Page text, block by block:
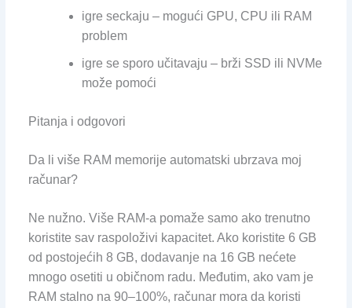
igre seckaju – mogući GPU, CPU ili RAM
problem
igre se sporo učitavaju – brži SSD ili NVMe
može pomoći
Pitanja i odgovori
Da li više RAM memorije automatski ubrzava moj
računar?
Ne nužno. Više RAM-a pomaže samo ako trenutno
koristite sav raspoloživi kapacitet. Ako koristite 6 GB
od postojećih 8 GB, dodavanje na 16 GB nećete
mnogo osetiti u običnom radu. Međutim, ako vam je
RAM stalno na 90–100%, računar mora da koristi